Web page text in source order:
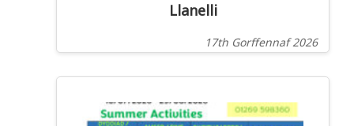
Llanelli
17th Gorffennaf 2026